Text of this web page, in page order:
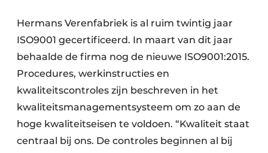
Hermans Verenfabriek is al ruim twintig jaar
ISO9001 gecertificeerd. In maart van dit jaar
behaalde de firma nog de nieuwe ISO9001:2015.
Procedures, werkinstructies en
kwaliteitscontroles zijn beschreven in het
kwaliteitsmanagementsysteem om zo aan de
hoge kwaliteitseisen te voldoen. “Kwaliteit staat
centraal bij ons. De controles beginnen al bij